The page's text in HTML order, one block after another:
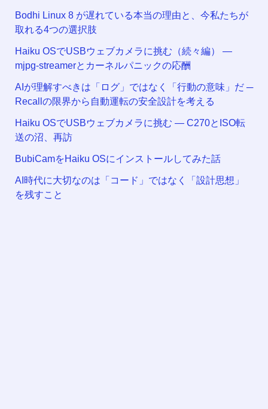
Bodhi Linux 8 が遅れている本当の理由と、今私たちが
取れる4つの選択肢
Haiku OSでUSBウェブカメラに挑む（続々編） —
mjpg-streamerとカーネルパニックの応酬
AIが理解すべきは「ログ」ではなく「行動の意味」だ ─
Recallの限界から自動運転の安全設計を考える
Haiku OSでUSBウェブカメラに挑む — C270とISO転
送の沼、再訪
BubiCamをHaiku OSにインストールしてみた話
AI時代に大切なのは「コード」ではなく「設計思想」
を残すこと